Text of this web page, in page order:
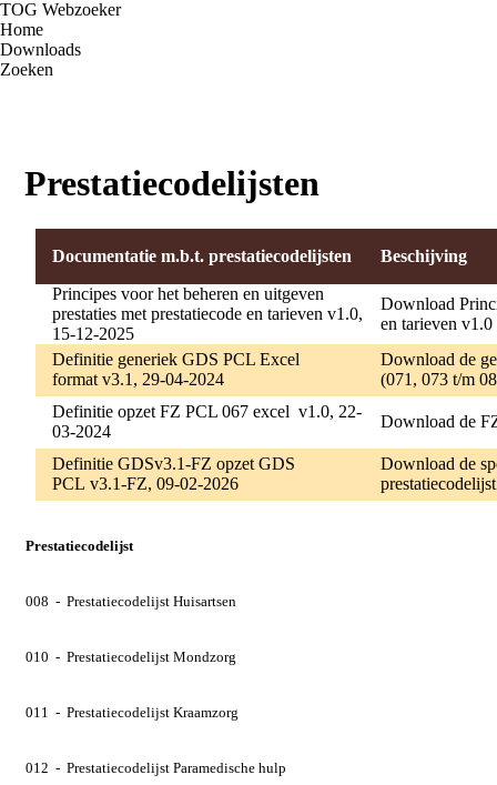
TOG Webzoeker
Home
Downloads
Zoeken
Prestatiecodelijsten
Documentatie m.b.t. prestatiecodelijsten
Beschijving
Principes voor het beheren en uitgeven
prestaties met prestatiecode en tarieven v1.0,
15-12-2025
Download
en tarieven v1.0
Definitie generiek GDS PCL Excel
format v3.1, 29-04-2024
Download de
(071, 073 t/m
Definitie opzet FZ PCL 067 excel v1.0, 22-
03-2024
Download de
Definitie GDSv3.1-FZ opzet GDS
PCL v3.1-FZ, 09-02-2026
Download de
Prestatiecodelijst
008 - Prestatiecodelijst Huisartsen
010 - Prestatiecodelijst Mondzorg
011 - Prestatiecodelijst Kraamzorg
012 - Prestatiecodelijst Paramedische hulp